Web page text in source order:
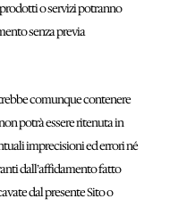
o servizi potranno
senza previa
comunque contenere
potrà essere ritenuta in
imprecisioni ed errori né
dall’affidamento fatto
dal presente Sito o